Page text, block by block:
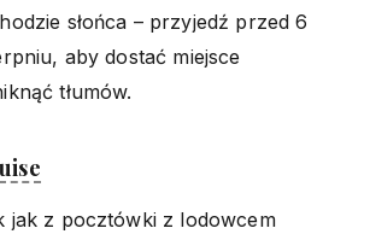
słońca – przyjedź przed 6
aby dostać miejsce
tłumów.
jak z pocztówki z lodowcem